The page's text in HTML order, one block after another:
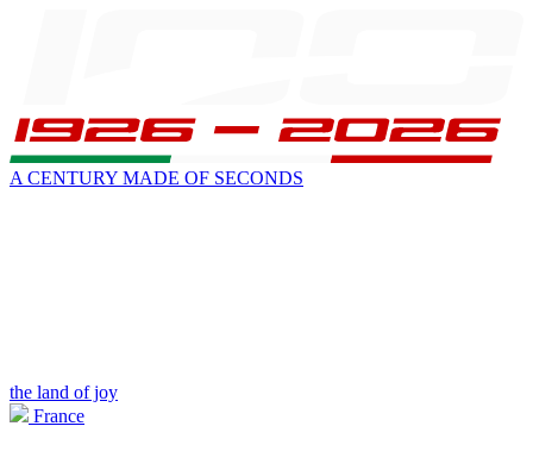
A CENTURY MADE OF SECONDS
the land of joy
France